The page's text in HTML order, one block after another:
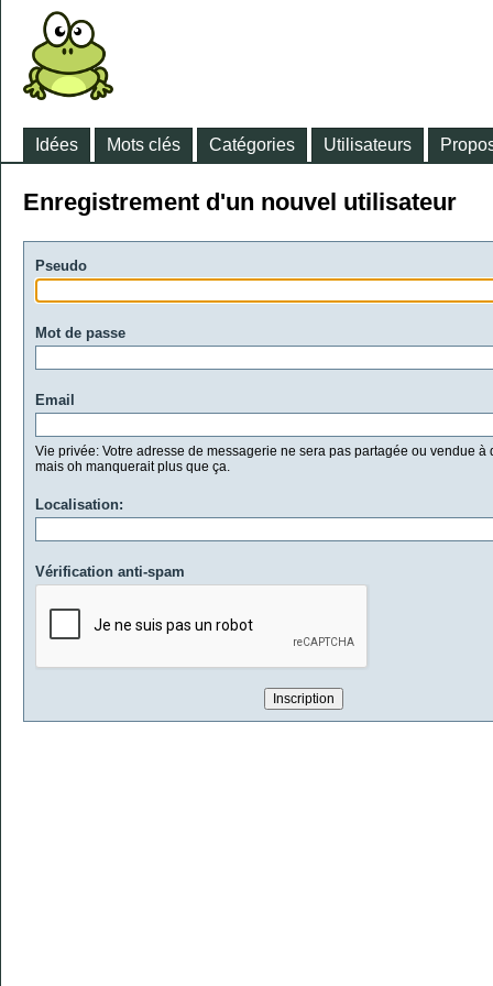
Idées Mots clés Catégories Utilisateurs
Enregistrement d'un nouvel utilisateur
Pseudo
Mot de passe
Email
Vie privée: Votre adresse de messagerie ne sera pas partagée ou vendue à
mais oh manquerait plus que ça.
Localisation:
Vérification anti-spam